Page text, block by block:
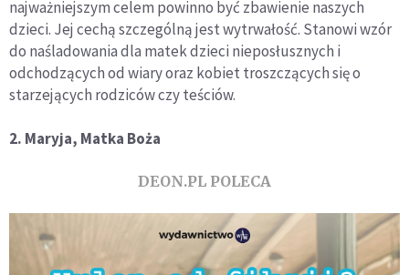
najważniejszym celem powinno być zbawienie naszych
dzieci. Jej cechą szczególną jest wytrwałość. Stanowi wzór
do naśladowania dla matek dzieci nieposłusznych i
odchodzących od wiary oraz kobiet troszczących się o
starzejących rodziców czy teściów.
2. Maryja, Matka Boża
DEON.PL POLECA